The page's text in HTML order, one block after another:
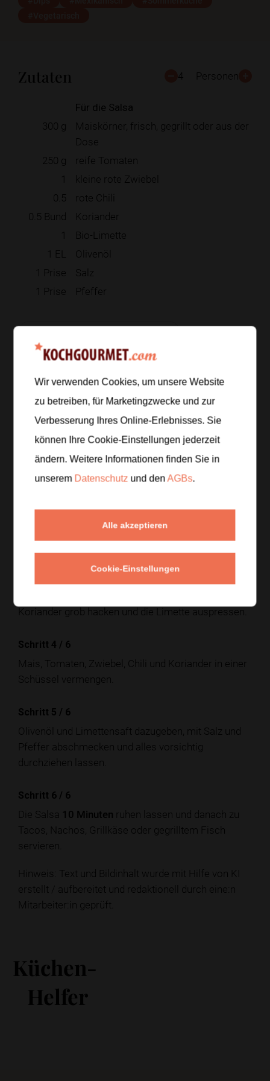
Zutaten 4 Personen
Für die Salsa
300 g
Maiskörner, frisch, gegrillt oder aus der
Dose
250 g
reife Tomaten
1
kleine rote Zwiebel
0.5
rote Chili
0.5 Bund
Koriander
1
Bio-Limette
1 EL
Olivenöl
1 Prise
Salz
1 Prise Pfeffer
Zubereitung
Schritt 1/6
Falls du frischen Mais verwendest, die Körner kurz
in einer heißen Pfanne ohne viel Fett anrösten, bis
sie leicht Farbe bekommen.
Schritt 2/6
Die Tomaten klein würfeln. Die rote Zwiebel schälen
und sehr fein hacken.
Koriander grob hacken und die Limette auspressen.
Schritt 4 / 6
Mais, Tomaten, Zwiebel, Chili und Koriander in einer
Schüssel vermengen.
Schritt 5 / 6
Olivenöl und Limettensaft dazugeben, mit Salz und
Pfeffer abschmecken und alles vorsichtig
durchziehen lassen.
Schritt 6 / 6
Die Salsa 10 Minuten ruhen lassen und danach zu
Tacos, Nachos, Grillkäse oder gegrilltem Fisch
servieren.
Hinweis: Text und Bildinhalt wurde mit Hilfe von KI
erstellt / aufbereitet und redaktionell durch eine:n
Mitarbeiter:in geprüft.
Küchen-
Helfer
Wir verwenden Cookies, um unsere Website
zu betreiben, für Marketingzwecke und zur
Verbesserung Ihres Online-Erlebnisses. Sie
können Ihre Cookie-Einstellungen jederzeit
ändern. Weitere Informationen finden Sie in
unserem Datenschutz und denAGBs.
Alle akzeptieren
Cookie-Einstellungen